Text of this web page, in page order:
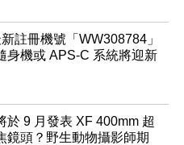
註冊機號「WW308784」
身機或 APS-C 系統將迎新
於 9 月發表 XF 400mm 超
鏡頭？野生動物攝影師期